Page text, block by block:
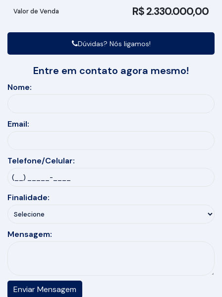
R$2.330.000,00
Valor de Venda
Dúvidas? Nós ligamos!
Entre em contato agora mesmo!
Nome:
Email:
Telefone/Celular:
Finalidade:
Mensagem: